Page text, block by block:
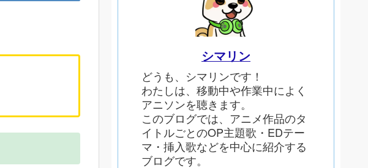
シマリン
どうも、シマリンです！
わたしは、移動中や作業中によく
アニソンを聴きます。
このブログでは、アニメ作品のタ
イトルごとのOP主題歌・EDテー
マ・挿入歌などを中心に紹介する
ブログです。